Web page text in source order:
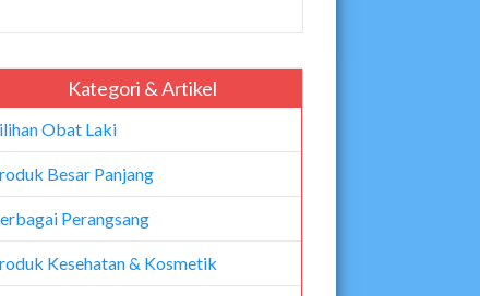
Kategori & Artikel
Obat Laki
Besar Panjang
Perangsang
Kesehatan & Kosmetik